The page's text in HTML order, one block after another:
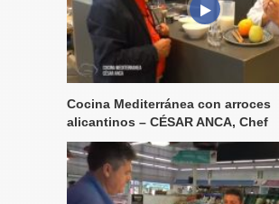
Cocina Mediterránea con arroces
alicantinos – CÉSAR ANCA, Chef